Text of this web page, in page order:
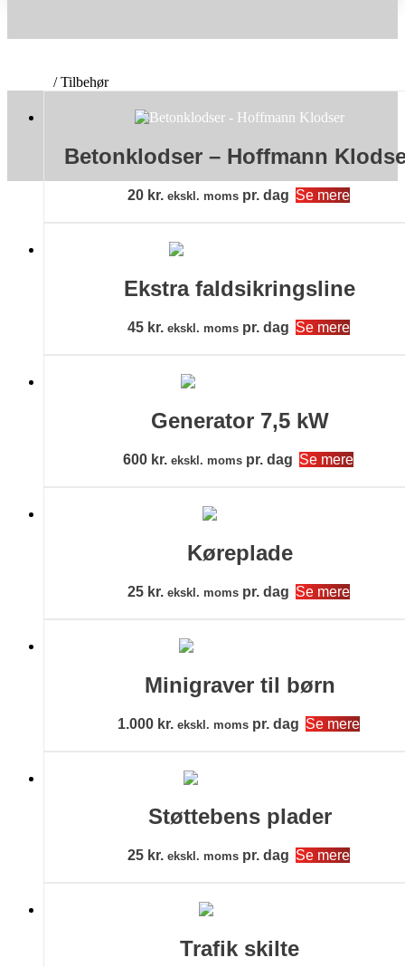
/ Tilbehør
Betonklodser – Hoffmann
20 kr. ekskl. momspr. dag Se mere
Ekstra faldsikringsline
45 kr. ekskl. momspr. dag Se mere
Generator 7,5 kW
600 kr. ekskl. moms pr. dag Se mere
Køreplade
25 kr. ekskl. momspr. dag Se mere
Minigraver til børn
1.000 kr. ekskl. momspr. dag Se mere
Støttebens plader
25 kr. ekskl. momspr. dag Se mere
Trafik skilte